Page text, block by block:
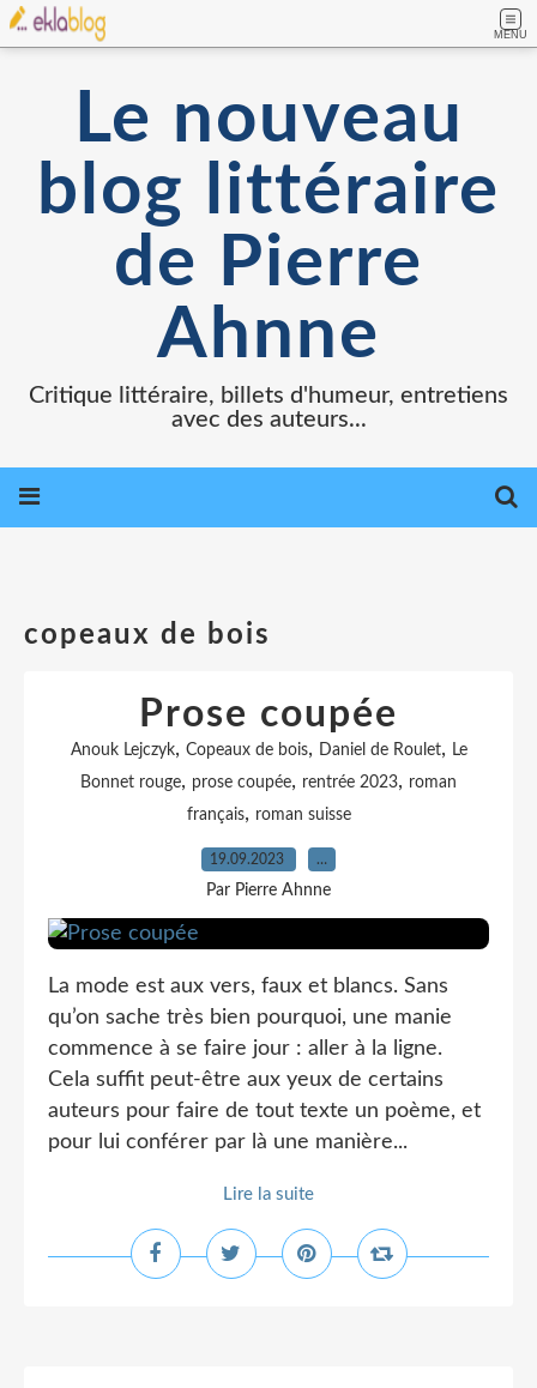
MENU
Le nouveau
blog littéraire
de Pierre
Ahnne
Critique littéraire, billets d'humeur, entretiens
avec des auteurs...
copeaux de bois
Prose coupée
Anouk Lejczyk, Copeaux de bois, Daniel de Roulet, Le
Bonnet rouge, prose coupée, rentrée 2023, roman
français, roman suisse
19.09.2023 …
Par Pierre Ahnne
La mode est aux vers, faux et blancs. Sans
qu’on sache très bien pourquoi, une manie
commence à se faire jour : aller à la ligne.
Cela suffit peut-être aux yeux de certains
auteurs pour faire de tout texte un poème, et
pour lui conférer par là une manière...
Lire la suite